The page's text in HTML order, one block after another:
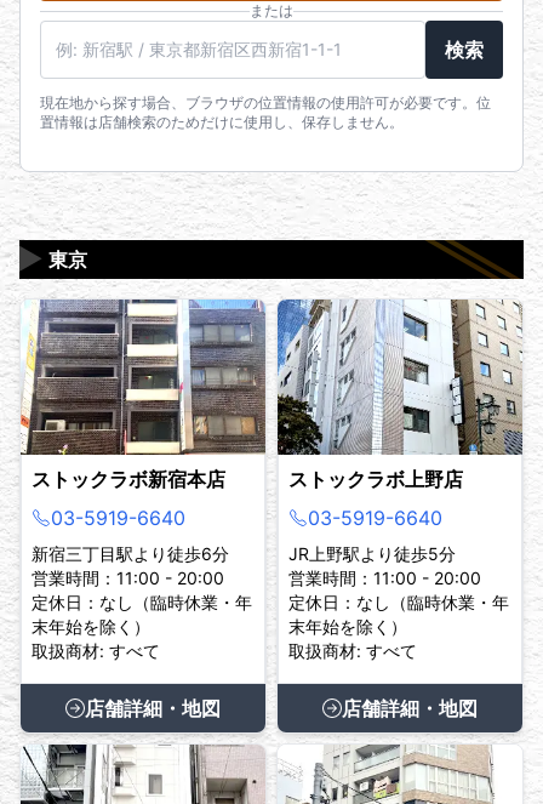
または
検索
現在地から探す場合、ブラウザの位置情報の使用許可が必要です。位
置情報は店舗検索のためだけに使用し、保存しません。
東京
▶
ストックラボ新宿本店
03-5919-6640
新宿三丁目駅より徒歩6分
営業時間：11:00 - 20:00
定休日：なし（臨時休業・年
末年始を除く）
取扱商材: すべて
店舗詳細・地図
ストックラボ上野店
03-5919-6640
JR上野駅より徒歩5分
営業時間：11:00 - 20:00
定休日：なし（臨時休業・年
末年始を除く）
取扱商材: すべて
店舗詳細・地図